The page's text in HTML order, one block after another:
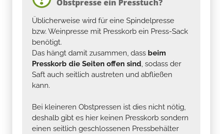
Obstpresse ein Presstuch?
Üblicherweise wird für eine Spindelpresse
bzw. Weinpresse mit Presskorb ein Press-Sack
benötigt.
Das hängt damit zusammen, dass beim
Presskorb die Seiten offen sind, sodass der
Saft auch seitlich austreten und abfließen
kann.
Bei kleineren Obstpressen ist dies nicht nötig,
deshalb gibt es hier keinen Presskorb sondern
einen seitlich geschlossenen Pressbehälter